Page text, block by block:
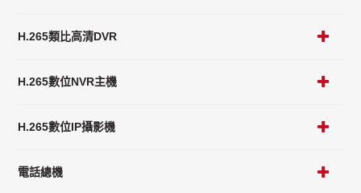
H.265類比高清DVR
H.265數位NVR主機
H.265數位IP攝影機
電話總機